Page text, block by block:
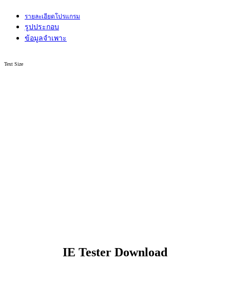
รายละเอียดโปรแกรม
รูปประกอบ
ข้อมูลจำเพาะ
Text Size
IE Tester Download